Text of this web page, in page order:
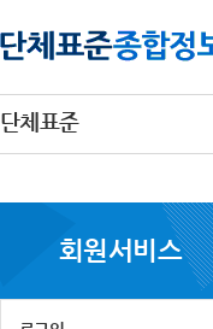
단체표준
회원서비스